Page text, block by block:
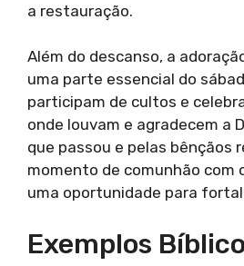
a restauração.
Além do descanso, a
uma parte essencial do
participam de cultos e
onde louvam e agradecem a
que passou e pelas bênçãos
momento de comunhão com
uma oportunidade para
Exemplos